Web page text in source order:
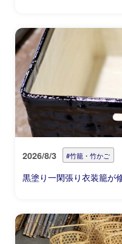
2026/8/3 #竹籠・竹かご
黒塗り一閑張り衣装籠が